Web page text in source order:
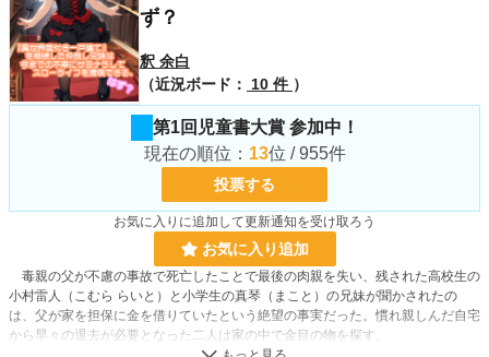
ず？
釈 余白
（近況ボード：
10 件 ）
第1回児童書大賞 参加中！
現在の順位： 13位 / 955件
投票する
お気に入りに追加して更新通知を受け取ろう
お気に入り追加
毒親の父が不慮の事故で死亡したことで最後の肉親を失い、残された高校生の
小村雷人（こむら らいと）と小学生の真琴（まこと）の兄妹が聞かされたの
は、父が家を担保に金を借りていたという絶望の事実だった。慣れ親しんだ自宅
から早々の退去が必要となった二人は家の中で金目の物を探す。